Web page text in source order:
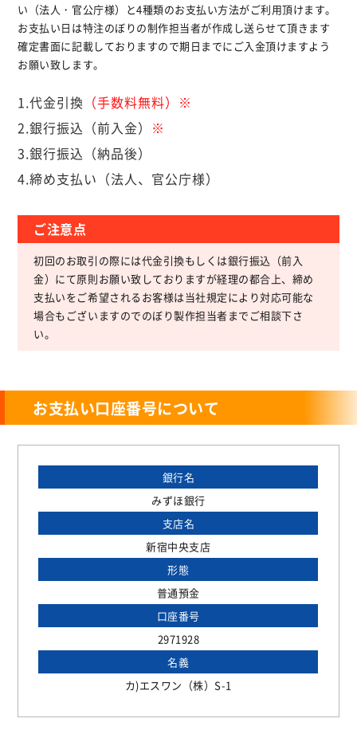
い（法人・官公庁様）と4種類のお支払い方法がご利用頂けます。
お支払い日は特注のぼりの制作担当者が作成し送らせて頂きます
確定書面に記載しておりますので期日までにご入金頂けますよう
お願い致します。
1.代金引換 （手数料無料）※
2.銀行振込（前入金） ※
3.銀行振込（納品後）
4.締め支払い（法人、官公庁様）
ご注意点
初回のお取引の際には代金引換もしくは銀行振込（前入
金）にて原則お願い致しておりますが経理の都合上、締め
支払いをご希望されるお客様は当社規定により対応可能な
場合もございますのでのぼり製作担当者までご相談下さ
い。
お支払い口座番号について
銀行名
みずほ銀行
支店名
新宿中央支店
形態
普通預金
口座番号
2971928
名義
カ)エスワン（株）S-1